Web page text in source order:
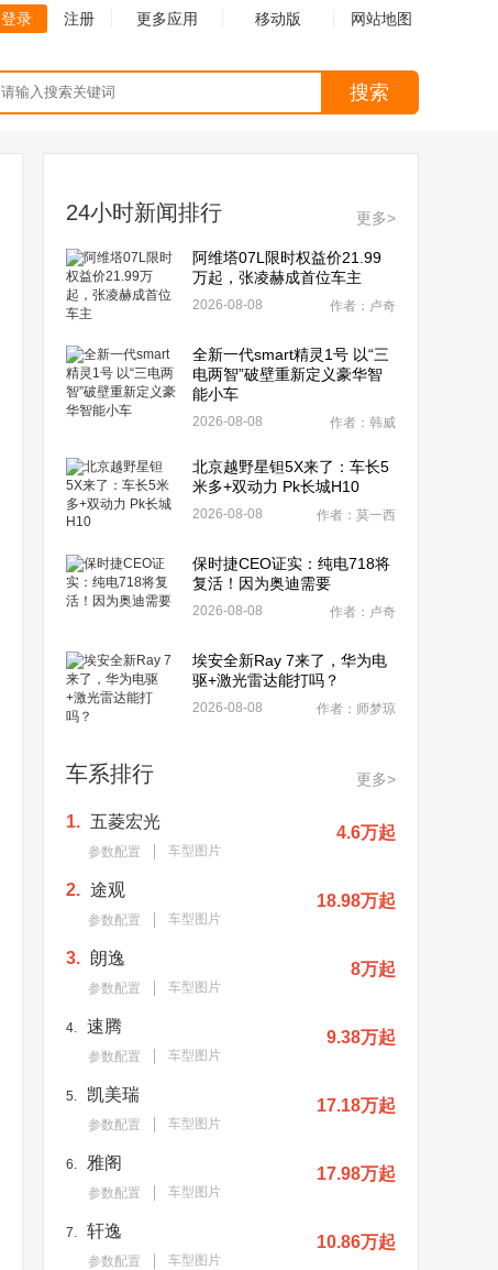
登录 注册 更多应用 移动版 网站地图
搜索
24小时新闻排行 更多>
阿维塔07L限时权益价21.99
万起，张凌赫成首位车主
2026-08-08 作者：卢奇
全新一代smart精灵1号 以“三
电两智”破壁重新定义豪华智
能小车
2026-08-08 作者：韩威
北京越野星钽5X来了：车长5
米多+双动力 Pk长城H10
2026-08-08 作者：莫一西
保时捷CEO证实：纯电718将
复活！因为奥迪需要
2026-08-08 作者：卢奇
埃安全新Ray 7来了，华为电
驱+激光雷达能打吗？
2026-08-08 作者：师梦琼
车系排行 更多>
1. 五菱宏光
参数配置 车型图片
4.6万起
2. 途观
参数配置 车型图片
18.98万起
3. 朗逸
参数配置 车型图片
8万起
4. 速腾
参数配置 车型图片
9.38万起
5. 凯美瑞
参数配置 车型图片
17.18万起
6. 雅阁
参数配置 车型图片
17.98万起
7. 轩逸
参数配置 车型图片
10.86万起